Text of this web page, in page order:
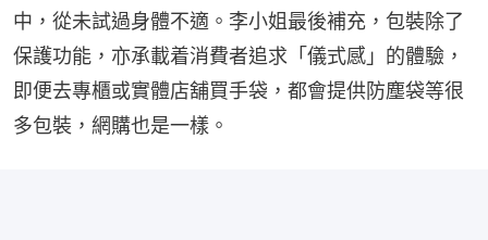
中，從未試過身體不適。李小姐最後補充，包裝除了
保護功能，亦承載着消費者追求「儀式感」的體驗，
即便去專櫃或實體店舖買手袋，都會提供防塵袋等很
多包裝，網購也是一樣。